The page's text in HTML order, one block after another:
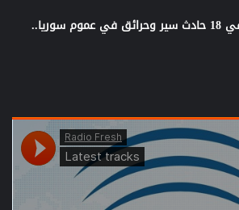
3 وفيات و21 مصابا في 18 حادث سير وحرائق في عموم سوريا..